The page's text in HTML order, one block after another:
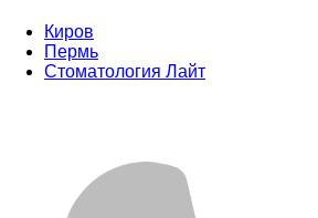
Киров
Пермь
Стоматология Лайт